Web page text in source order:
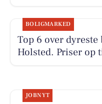
BOLIGMARKED
Top 6 over
Holsted. Priser op
JOBNYT